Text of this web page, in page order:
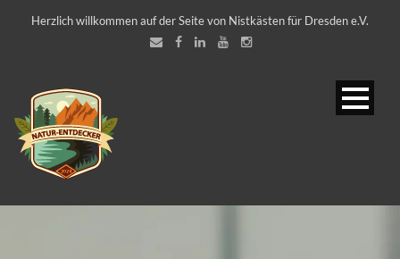
Herzlich willkommen auf der Seite von Nistkästen für Dresden e.V.